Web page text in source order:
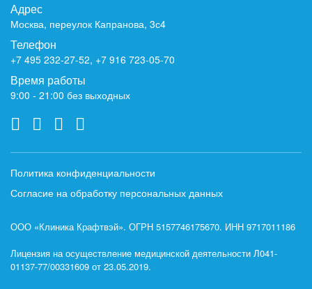
Адрес
Москва, переулок Капранова, 3с4
Телефон
+7 495 232-27-52, +7 916 723-05-70
Время работы
9:00 - 21:00 без выходных
Политика конфиденциальности
Согласие на обработку персональных данных
ООО «Клиника Крафтвэй». ОГРН 5157746175670. ИНН 9717011186
Лицензия на осуществление медицинской деятельности Л041-
01137-77/00331609 от 23.05.2019.